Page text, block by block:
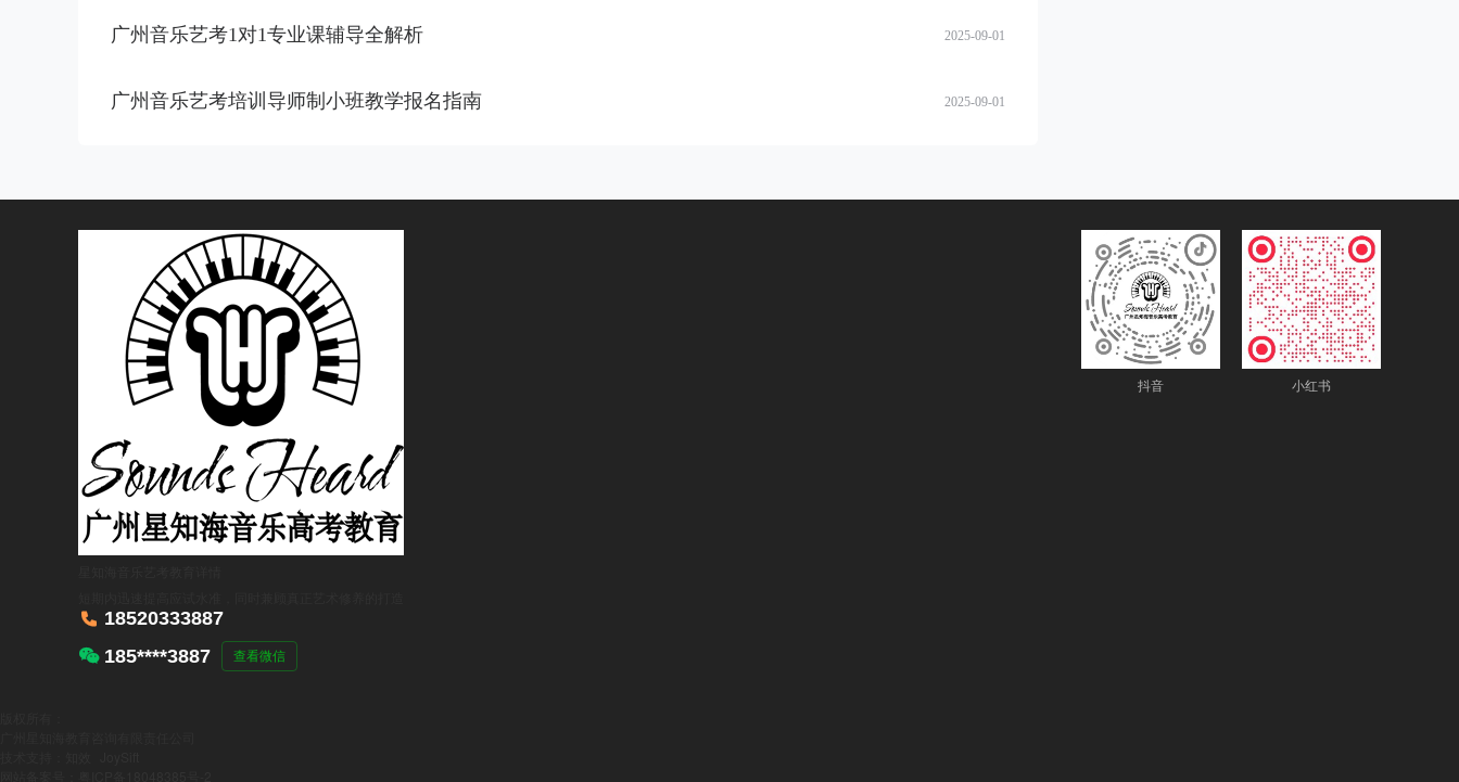
广州音乐艺考1对1专业课辅导全解析 2025-09-01
广州音乐艺考培训导师制小班教学报名指南 2025-09-01
 18520333887
 185****3887 查看微信
抖音 小红书